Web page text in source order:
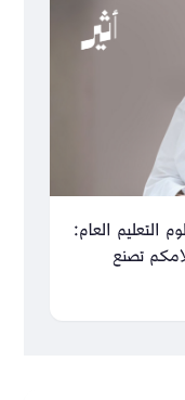
التعليم العام:
تصنع